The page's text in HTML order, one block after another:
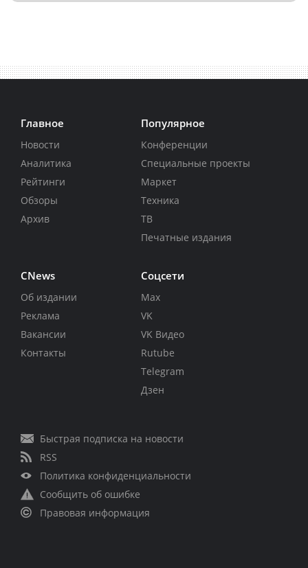
Главное
Новости
Аналитика
Рейтинги
Обзоры
Архив
Популярное
Конференции
Специальные проекты
Маркет
Техника
ТВ
Печатные издания
CNews
Об издании
Реклама
Вакансии
Контакты
Соцсети
Max
VK
VK Видео
Rutube
Telegram
Дзен
Быстрая подписка на новости
RSS
Политика конфиденциальности
Сообщить об ошибке
Правовая информация